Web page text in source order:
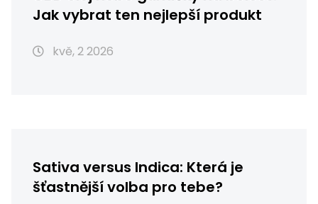
Jak vybrat ten nejlepší produkt
kvě, 2 2026
Sativa versus Indica: Která je
šťastnější volba pro tebe?